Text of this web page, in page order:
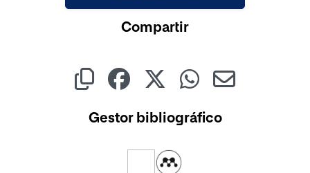
Compartir
Gestor bibliográfico